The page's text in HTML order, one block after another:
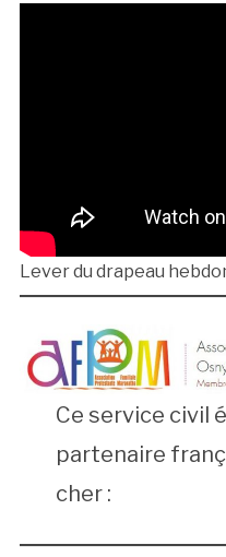
Lever du drapeau
Ce service civil
partenaire
cher :